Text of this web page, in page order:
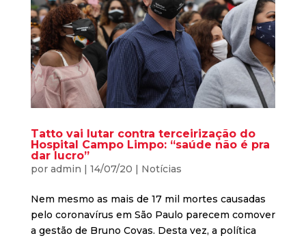
Tatto vai lutar contra terceirização do
Hospital Campo Limpo: “saúde não é pra
dar lucro”
por admin | 14/07/20 | Notícias
Nem mesmo as mais de 17 mil mortes causadas
pelo coronavírus em São Paulo parecem comover
a gestão de Bruno Covas. Desta vez, a política